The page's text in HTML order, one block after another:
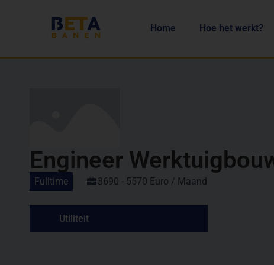
Home Hoe het werkt?
Engineer
Fulltime 3690 - 5570 Euro / Maand
Utiliteit